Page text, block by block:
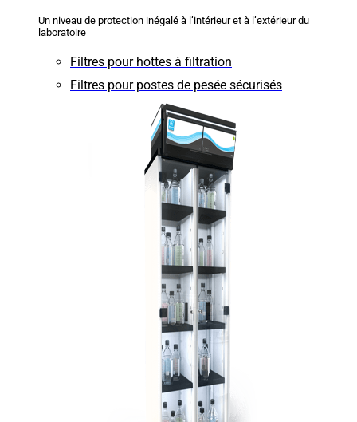
Un niveau de protection inégalé à l’intérieur et à l’extérieur du
laboratoire
Filtres pour hottes à filtration
Filtres pour postes de pesée sécurisés